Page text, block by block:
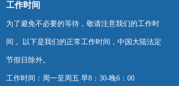
工作时间
为了避免不必要的等待，敬请注意我们的工作时
间 。以下是我们的正常工作时间，中国大陆法定
节假日除外。
工作时间：周一至周五 早8：30-晚6：00